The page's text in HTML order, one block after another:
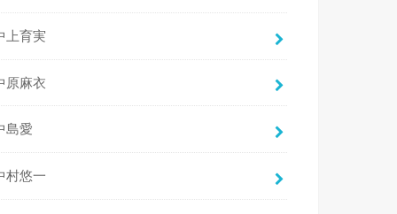
上育実
原麻衣
島愛
村悠一